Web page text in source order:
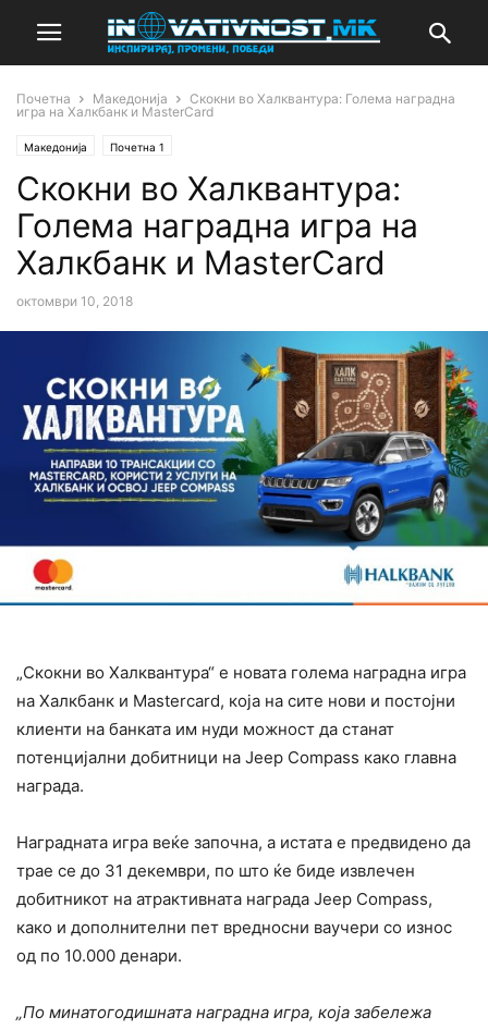
Почетна Македонија
Скокни во Халквантура: Голема наградна
игра на Халкбанк и MasterCard
Македонија Почетна 1
Скокни во Халквантура:
Голема наградна игра на
Халкбанк и MasterCard
октомври 10, 2018
„Скокни во Халквантура“ е новата голема наградна игра
на Халкбанк и Mastercard, која на сите нови и постојни
клиенти на банката им нуди можност да станат
потенцијални добитници на Jeep Compass како главна
награда.
Наградната игра веќе започна, а истата е предвидено да
трае се до 31 декември, по што ќе биде извлечен
добитникот на атрактивната награда Jeep Compass,
како и дополнителни пет вредносни ваучери со износ
од по 10.000 денари.
„По минатогодишната наградна игра, која забележа